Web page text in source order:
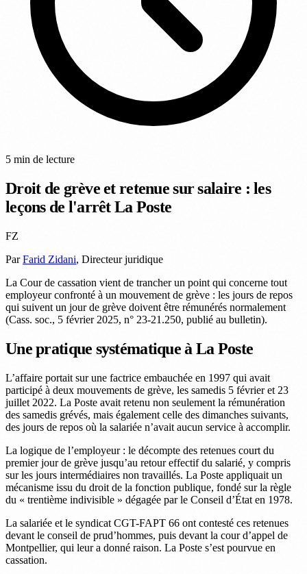
5 min de lecture
Droit de grève et retenue sur salaire : les
leçons de l'arrêt La Poste
FZ
ParFarid Zidani, Directeur juridique
La Cour de cassation vient de trancher un point qui concerne tout
employeur confronté à un mouvement de grève : les jours de repos
qui suivent un jour de grève doivent être rémunérés normalement
(Cass. soc., 5 février 2025, n° 23-21.250, publié au bulletin).
Une pratique systématique à La Poste
L’affaire portait sur une factrice embauchée en 1997 qui avait
participé à deux mouvements de grève, les samedis 5 février et 23
juillet 2022. La Poste avait retenu non seulement la rémunération
des samedis grévés, mais également celle des dimanches suivants,
des jours de repos où la salariée n’avait aucun service à accomplir.
La logique de l’employeur : le décompte des retenues court du
premier jour de grève jusqu’au retour effectif du salarié, y compris
sur les jours intermédiaires non travaillés. La Poste appliquait un
mécanisme issu du droit de la fonction publique, fondé sur la règle
du « trentième indivisible » dégagée par le Conseil d’État en 1978.
La salariée et le syndicat CGT-FAPT 66 ont contesté ces retenues
devant le conseil de prud’hommes, puis devant la cour d’appel de
Montpellier, qui leur a donné raison. La Poste s’est pourvue en
cassation.